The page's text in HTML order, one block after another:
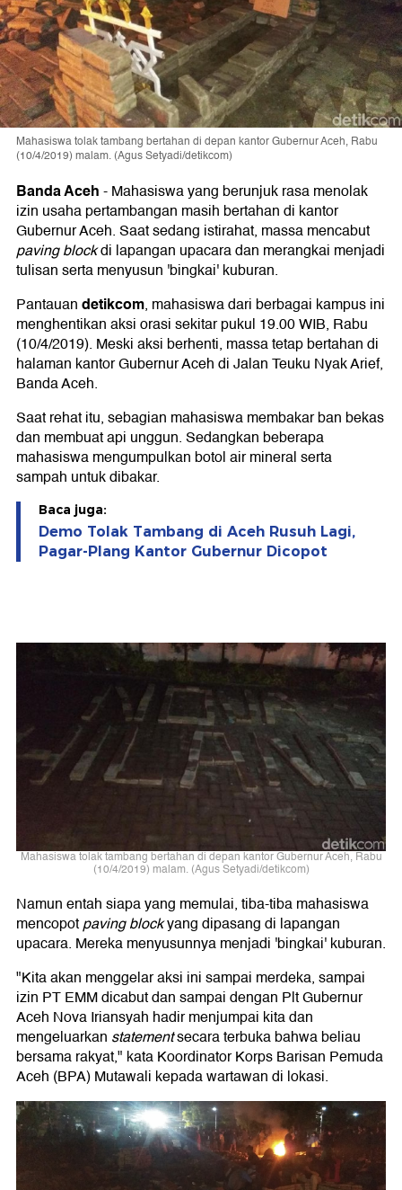
Mahasiswa tolak tambang bertahan di depan kantor Gubernur Aceh, Rabu
(10/4/2019) malam. (Agus Setyadi/detikcom)
Banda Aceh-Mahasiswa yang berunjuk rasa menolak
izin usaha pertambangan masih bertahan di kantor
Gubernur Aceh. Saat sedang istirahat, massa mencabut
paving blockdi lapangan upacara dan merangkai menjadi
tulisan serta menyusun 'bingkai' kuburan.
Pantauandetikcom, mahasiswa dari berbagai kampus ini
menghentikan aksi orasi sekitar pukul 19.00 WIB, Rabu
(10/4/2019). Meski aksi berhenti, massa tetap bertahan di
halaman kantor Gubernur Aceh di Jalan Teuku Nyak Arief,
Banda Aceh.
Saat rehat itu, sebagian mahasiswa membakar ban bekas
dan membuat api unggun. Sedangkan beberapa
mahasiswa mengumpulkan botol air mineral serta
sampah untuk dibakar.
Baca juga:
Demo Tolak Tambang di Aceh Rusuh Lagi,
Pagar-Plang Kantor Gubernur Dicopot
Mahasiswa tolak tambang bertahan di depan kantor Gubernur Aceh, Rabu
(10/4/2019) malam. (Agus Setyadi/detikcom)
Namun entah siapa yang memulai, tiba-tiba mahasiswa
mencopotpaving blockyang dipasang di lapangan
upacara. Mereka menyusunnya menjadi 'bingkai' kuburan.
"Kita akan menggelar aksi ini sampai merdeka, sampai
izin PT EMM dicabut dan sampai dengan Plt Gubernur
Aceh Nova Iriansyah hadir menjumpai kita dan
mengeluarkan statementsecara terbuka bahwa beliau
bersama rakyat," kata Koordinator Korps Barisan Pemuda
Aceh (BPA) Mutawali kepada wartawan di lokasi.